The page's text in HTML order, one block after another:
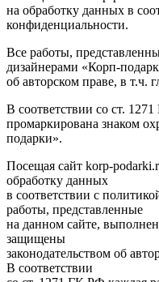
на обработку данных в
конфиденциальности.
Все работы,
дизайнерами «Корп-
об авторском праве, в т.ч.
В соответствии со ст.
промаркирована знаком
подарки».
Посещая сайт korp-
обработку данных
в соответствии с
работы, представленные
на данном сайте,
защищены
законодательством об
В соответствии